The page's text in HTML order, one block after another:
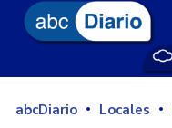
abcDiario Locales